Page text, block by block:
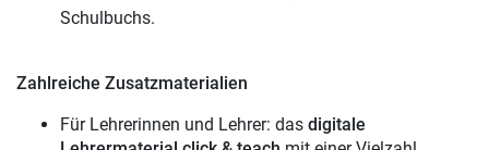
Schulbuchs.
Zahlreiche Zusatzmaterialien
Für Lehrerinnen und Lehrer: das digitale